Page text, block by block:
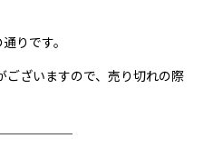
りです。
ざいますので、売り切れの際